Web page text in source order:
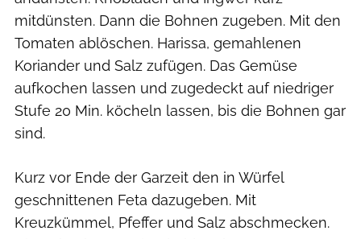
mitdünsten. Dann die Bohnen zugeben. Mit den
Tomaten ablöschen. Harissa, gemahlenen
Koriander und Salz zufügen. Das Gemüse
aufkochen lassen und zugedeckt auf niedriger
Stufe 20 Min. köcheln lassen, bis die Bohnen gar
sind.
Kurz vor Ende der Garzeit den in Würfel
geschnittenen Feta dazugeben. Mit
Kreuzkümmel, Pfeffer und Salz abschmecken.